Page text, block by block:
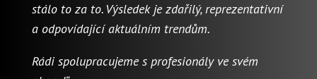
stálo to za to. Výsledek je zdařilý, reprezentativní
a odpovídající aktuálním trendům.
Rádi spolupracujeme s profesionály ve svém